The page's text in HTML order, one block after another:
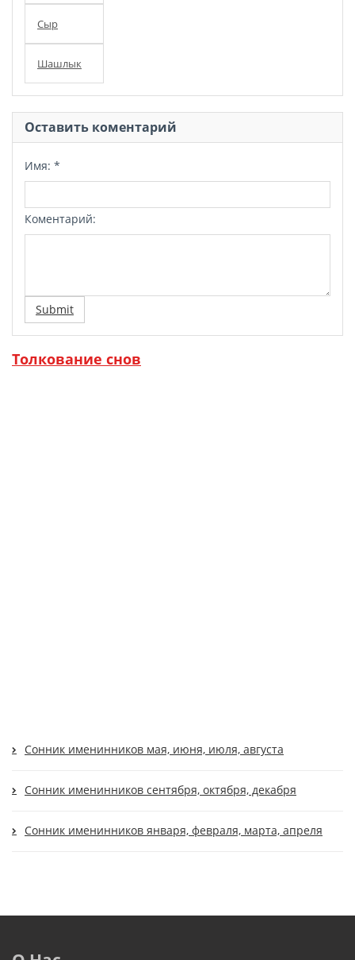
Сыр
Шашлык
Оставить коментарий
Имя: *
Коментарий:
Submit
Толкование снов
Сонник именинников мая, июня, июля, августа
Сонник именинников сентября, октября, декабря
Сонник именинников января, февраля, марта, апреля